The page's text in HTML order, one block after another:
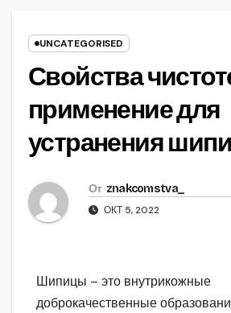
UNCATEGORISED
Свойства
применение для
устранения
От znakcomstva_
ОКТ 5, 2022
Шипицы – это внутрикожные
доброкачественные